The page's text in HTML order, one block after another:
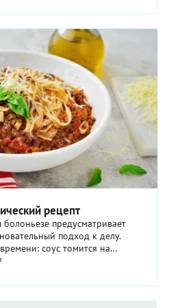
А еще говорят, что самый
в городе Болонья (отсюда и
других ингредиентов: из
и сливок. Но в современном
первых, готовят соус
а во-вторых, никто уже не
несколько часов (в лучшем
любителей искать
в данном случае его точно не
хозяйка добавляет в соус
вкусу (сладкий и острый
или цукини) и считает этот
мы решили предложить свой
с мясным фаршем — довольно
демократичный.
рецепт
болоньезе предусматривает
подход к делу.
соус томится на
часа! Столь строгое
ведь когда-то рагу по-
болоньезе, делали из